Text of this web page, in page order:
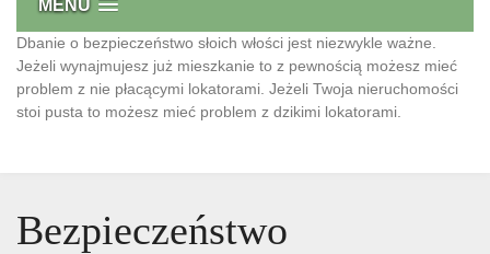
MENU
Dbanie o bezpieczeństwo słoich włości jest niezwykle ważne.
Jeżeli wynajmujesz już mieszkanie to z pewnością możesz mieć
problem z nie płacącymi lokatorami. Jeżeli Twoja nieruchomości
stoi pusta to możesz mieć problem z dzikimi lokatorami.
Bezpieczeństwo